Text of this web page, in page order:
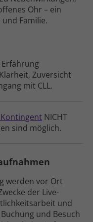
Ohr – ein
Familie.
Zuversicht
mit CLL.
NICHT
sind möglich.
werden vor Ort
der Live-
und
und Besuch